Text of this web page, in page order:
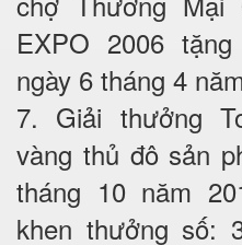
EXPO 2006
ngày 6 tháng 4
7. Giải thưởng
vàng thủ đô sản
tháng 10 năm
khen thưởng số: